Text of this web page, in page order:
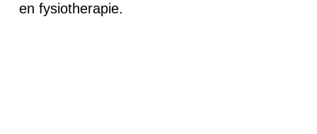
en fysiotherapie.